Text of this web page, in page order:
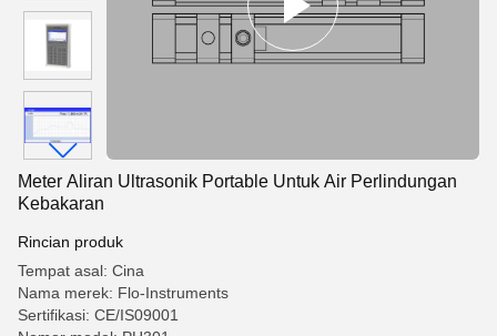
Meter Aliran Ultrasonik Portable Untuk Air Perlindungan
Kebakaran
Rincian produk
Tempat asal: Cina
Nama merek: Flo-Instruments
Sertifikasi: CE/IS09001